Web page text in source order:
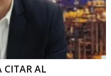
CITAR AL